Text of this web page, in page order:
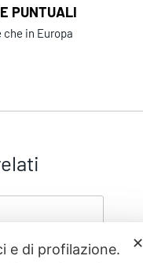
PUNTUALI
in Europa
✕
e di profilazione.